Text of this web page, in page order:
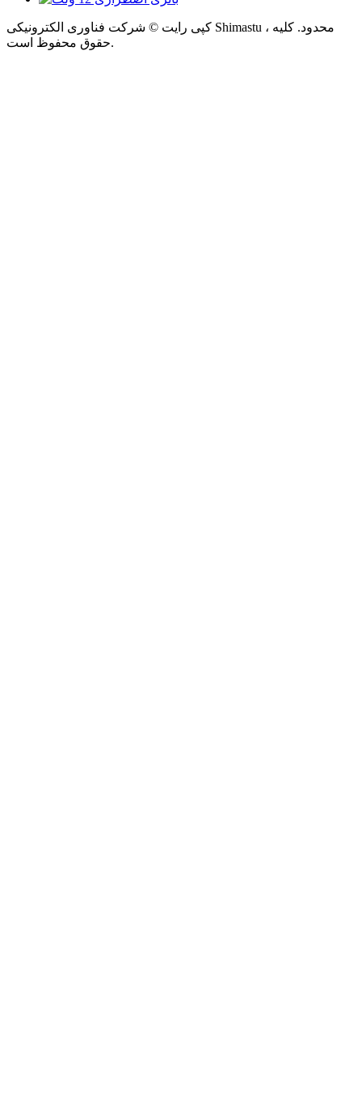
کپی رایت © شرکت فناوری الکترونیکی Shimastu ، محدود. کلیه
حقوق محفوظ است.